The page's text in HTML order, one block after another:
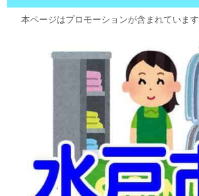
本ページはプロモーションが含まれています